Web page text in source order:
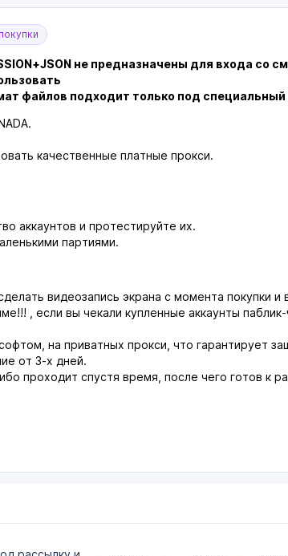
не предназначены для входа со
файлов подходит только под
качественные платные прокси.
аккаунтов и протестируйте их.
партиями.
видеозапись экрана с момента покупки и
, если вы чекали купленные аккаунты
на приватных прокси, что гарантирует
от 3-х дней.
проходит спустя время, после чего готов к